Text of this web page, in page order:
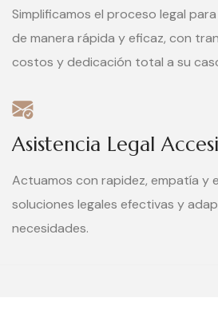
Simplificamos el proceso legal
de manera rápida y eficaz, con
costos y dedicación total a su
Asistencia Legal
Actuamos con rapidez, empatía y
soluciones legales efectivas y
necesidades.